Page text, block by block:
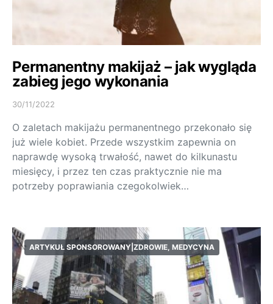
Permanentny makijaż – jak wygląda
zabieg jego wykonania
30/11/2022
O zaletach makijażu permanentnego przekonało się
już wiele kobiet. Przede wszystkim zapewnia on
naprawdę wysoką trwałość, nawet do kilkunastu
miesięcy, i przez ten czas praktycznie nie ma
potrzeby poprawiania czegokolwiek…
ARTYKUŁ SPONSOROWANY|ZDROWIE, MEDYCYNA